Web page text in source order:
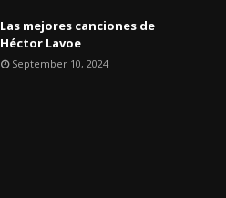
Las mejores canciones de
Héctor Lavoe
September 10, 2024